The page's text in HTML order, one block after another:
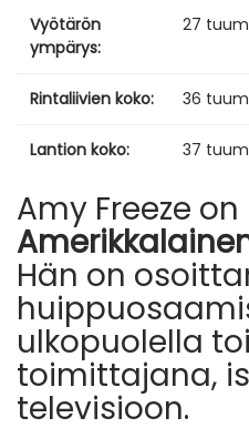
Vyötärön
ympärys:
27
Rintaliivien koko: 36
Lantion koko: 37
Amy Freeze
Hän on
ulkopuolella
toimittajana,
televisioon.